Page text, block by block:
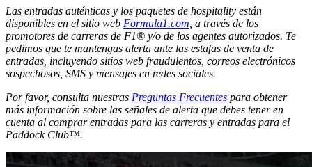
Las entradas auténticas y los paquetes de hospitality están
disponibles en el sitio web Formula1.com , a través de los
promotores de carreras de F1® y/o de los agentes autorizados. Te
pedimos que te mantengas alerta ante las estafas de venta de
entradas, incluyendo sitios web fraudulentos, correos electrónicos
sospechosos, SMS y mensajes en redes sociales.
Por favor, consulta nuestras Preguntas Frecuentes para obtener
más información sobre las señales de alerta que debes tener en
cuenta al comprar entradas para las carreras y entradas para el
Paddock Club™.